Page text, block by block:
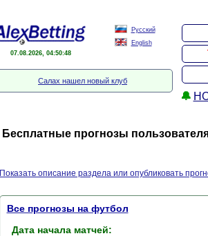
07.08.2026, 04:50:48
Русский
English
🔔
Салах нашел новый клуб
Бесплатные прогнозы
Показать описание раздела или опубликовать
Все прогнозы на футбол
Дата начала матчей: